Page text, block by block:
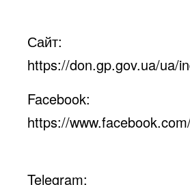
Сайт:
https://don.gp.gov.ua/ua/
Facebook:
https://
Telegram: